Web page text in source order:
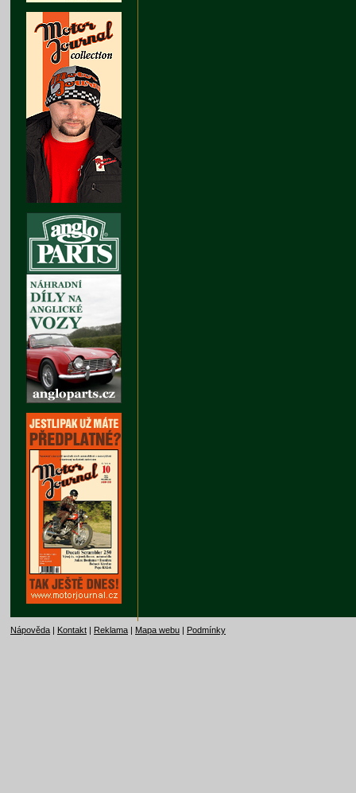
Nápověda | Kontakt | Reklama | Mapa webu | Podmínky